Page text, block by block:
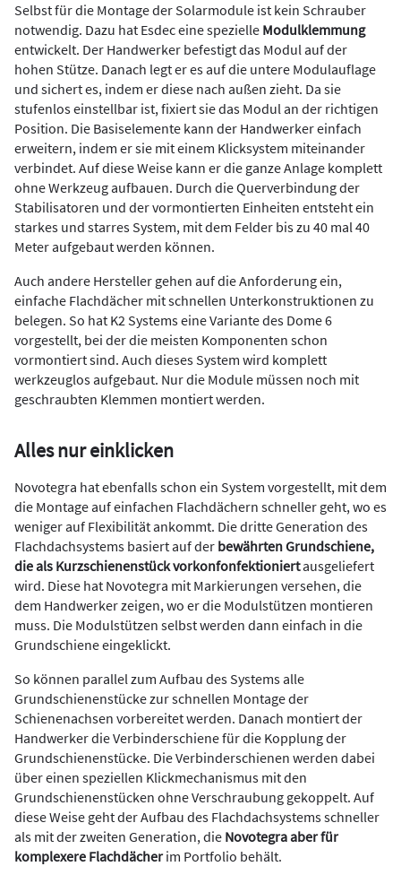
Selbst für die Montage der Solarmodule ist kein Schrauber
notwendig. Dazu hat Esdec eine spezielle Modulklemmung
entwickelt. Der Handwerker befestigt das Modul auf der
hohen Stütze. Danach legt er es auf die untere Modul­auflage
und sichert es, indem er diese nach außen zieht. Da sie
stufenlos einstellbar ist, fixiert sie das Modul an der richtigen
Position. Die Basiselemente kann der Handwerker einfach
erweitern, indem er sie mit einem Klicksystem miteinander
verbindet. Auf diese Weise kann er die ganze Anlage komplett
ohne Werkzeug aufbauen. Durch die Querverbindung der
Stabilisatoren und der vormontierten Einheiten entsteht ein
starkes und starres System, mit dem Felder bis zu 40 mal 40
Meter aufgebaut werden können.
Auch andere Hersteller gehen auf die Anforderung ein,
einfache Flachdächer mit schnellen Unterkonstruktionen zu
belegen. So hat K2 Systems eine Variante des Dome 6
vorgestellt, bei der die meisten Komponenten schon
vormontiert sind. Auch dieses System wird komplett
werkzeuglos aufgebaut. Nur die Module müssen noch mit
geschraubten Klemmen montiert werden.
Alles nur einklicken
Novotegra hat ebenfalls schon ein System vorgestellt, mit dem
die Montage auf einfachen Flachdächern schneller geht, wo es
weniger auf Flexibilität ankommt. Die dritte Generation des
Flachdachsystems basiert auf der bewährten Grundschiene,
die als Kurzschienenstück vorkonfonfektioniertausgeliefert
wird. Diese hat Novotegra mit Markierungen versehen, die
dem Handwerker zeigen, wo er die Modulstützen montieren
muss. Die Modulstützen selbst werden dann einfach in die
Grundschiene eingeklickt.
So können parallel zum Aufbau des Systems alle
Grundschienenstücke zur schnellen Montage der
Schienenachsen vorbereitet werden. Danach montiert der
Handwerker die Verbinderschiene für die Kopplung der
Grundschienenstücke. Die Verbinderschienen werden dabei
über einen speziellen Klickmechanismus mit den
Grundschienenstücken ohne Verschraubung gekoppelt. Auf
diese Weise geht der Aufbau des Flachdachsystems schneller
als mit der zweiten Generation, die Novotegra aber für
komplexere Flachdächerim Portfolio behält.